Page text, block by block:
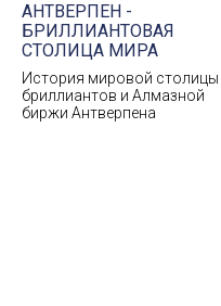
АНТВЕРПЕН -
БРИЛЛИАНТОВАЯ
СТОЛИЦА МИРА
История мировой столицы
бриллиантов и Алмазной
биржи Антверпена